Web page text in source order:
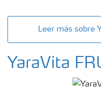
Leer más sobre
YaraVita